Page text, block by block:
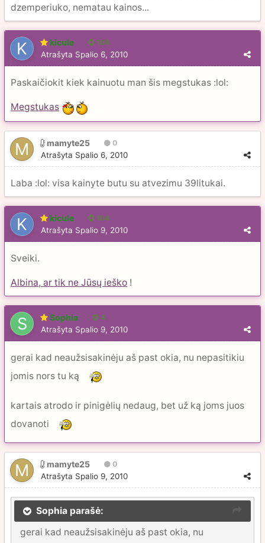
dzemperiuko, nematau kainos...
kicule 104
Atrašyta Spalio 6, 2010
Paskaičiokit kiek kainuotu man šis megstukas :lol:
Megstukas
mamyte25 0
Atrašyta Spalio 6, 2010
Laba :lol: visa kainyte butu su atvezimu 39litukai.
kicule 104
Atrašyta Spalio 9, 2010
Sveiki.
Albina, ar tik ne Jūsų ieško !
Sophia 4
Atrašyta Spalio 9, 2010
gerai kad neaužsisakinėju aš past okia, nu nepasitikiu
jomis nors tu ką
kartais atrodo ir pinigėlių nedaug, bet už ką joms juos
dovanoti
mamyte25 0
Atrašyta Spalio 9, 2010
Sophia parašė:
gerai kad neaužsisakinėju aš past okia, nu